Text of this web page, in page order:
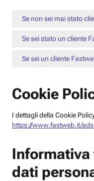
Se non sei mai stato
Se sei stato un cliente
Se sei un cliente
Cookie
I dettagli della Cookie
https://www.fastweb.it/
dati